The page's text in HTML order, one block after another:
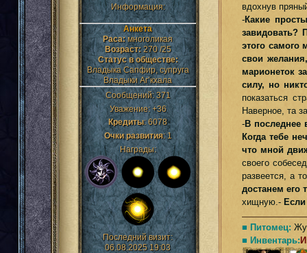
Информация:
Анкета
Раса:многоликая
Возраст:270 /25
Статус в обществе:
Владыка Сапфир, супруга
Владыки Аг’кхала
Сообщений:371
Уважение: +36
Кредиты:6078
Очки развития:1
Награды:
Последний визит:
06.08.2025 19:03
вдохнув
-Какие
завидовать?
этого самого
свои
марионеток
силу, но
показаться
Наверное, та
-В
Когда тебе
что мной
своего
развеется, а
достанем его
хищную.-
■ Питомец:
■ Инвентарь: